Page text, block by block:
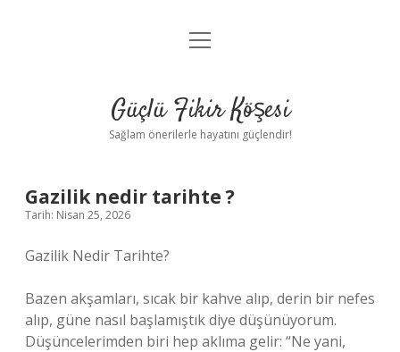
Anasayfa
Yasal Uyarı
menüyü
Güçlü Fikir Köşesi
Sağlam önerilerle hayatını güçlendir!
Gazilik nedir tarihte ?
Tarih: Nisan 25, 2026
Gazilik Nedir Tarihte?
Bazen akşamları, sıcak bir kahve alıp, derin bir nefes
alıp, güne nasıl başlamıştık diye düşünüyorum.
Düşüncelerimden biri hep aklıma gelir: “Ne yani,